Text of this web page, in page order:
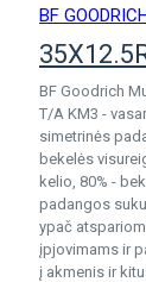
BF
BF Goodrich
T/A KM3 -
simetrinės
bekelės
kelio, 80% -
padangos
ypač
įpjovimams ir
į akmenis ir